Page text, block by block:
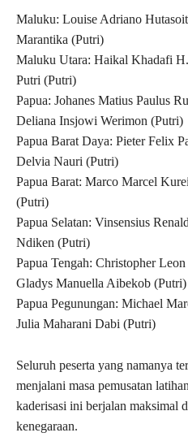
Maluku: Louise Adriano
Marantika (Putri)
Maluku Utara: Haikal Khadafi
Putri (Putri)
Papua: Johanes Matius Paulus
Deliana Insjowi Werimon (Putri)
Papua Barat Daya: Pieter Felix
Delvia Nauri (Putri)
Papua Barat: Marco Marcel
(Putri)
Papua Selatan: Vinsensius
Ndiken (Putri)
Papua Tengah: Christopher
Gladys Manuella Aibekob (Putri)
Papua Pegunungan: Michael
Julia Maharani Dabi (Putri)
Seluruh peserta yang namanya
menjalani masa pemusatan
kaderisasi ini berjalan maksimal
kenegaraan.